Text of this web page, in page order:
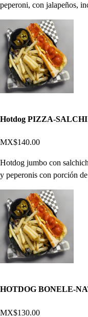
peperoni, con jalapeños,
Hotdog PIZZA-SALCHI
MX$140.00
Hotdog jumbo con
y peperonis con porción
HOTDOG BONELE-
MX$130.00